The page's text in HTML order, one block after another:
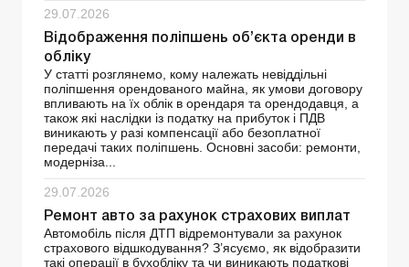
29.07.2026
Відображення поліпшень об’єкта оренди в
обліку
У статті розглянемо, кому належать невіддільні
поліпшення орендованого майна, як умови договору
впливають на їх облік в орендаря та орендодавця, а
також які наслідки із податку на прибуток і ПДВ
виникають у разі компенсації або безоплатної
передачі таких поліпшень. Основні засоби: ремонти,
модерніза...
29.07.2026
Ремонт авто за рахунок страхових виплат
Автомобіль після ДТП відремонтували за рахунок
страхового відшкодування? З’ясуємо, як відобразити
такі операції в бухобліку та чи виникають податкові